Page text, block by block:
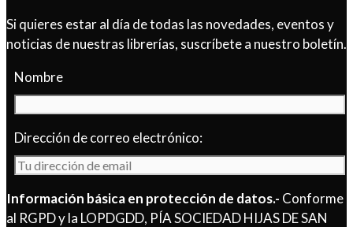
Si quieres estar al día de todas las novedades, eventos y
noticias de nuestras librerías, suscríbete a nuestro boletín.
Nombre
Dirección de correo electrónico:
Información básica en protección de datos.- Conforme
al RGPD y la LOPDGDD, PÍA SOCIEDAD HIJAS DE SAN